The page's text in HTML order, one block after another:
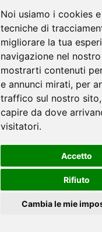
Noi usiamo i cookies
tecniche di
migliorare la tua
navigazione nel
mostrarti contenuti
e annunci mirati, per
traffico sul nostro
capire da dove
visitatori.
Accetto
Rifiuto
Cambia le mie
Cancella cookie
phpBB® Forum Software © phpBB